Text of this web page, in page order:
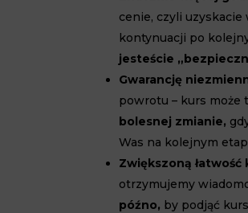
cenie, czyli
kontynuacji po
jesteście
Gwarancję
powrotu – kurs może
bolesnej zmianie,
Was na kolejnym
Zwiększoną
otrzymujemy
późno, by podjąć